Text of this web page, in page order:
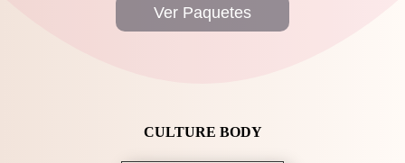
Ver Paquetes
CULTURE BODY